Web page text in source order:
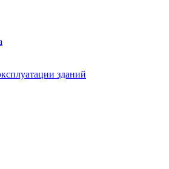
зданий